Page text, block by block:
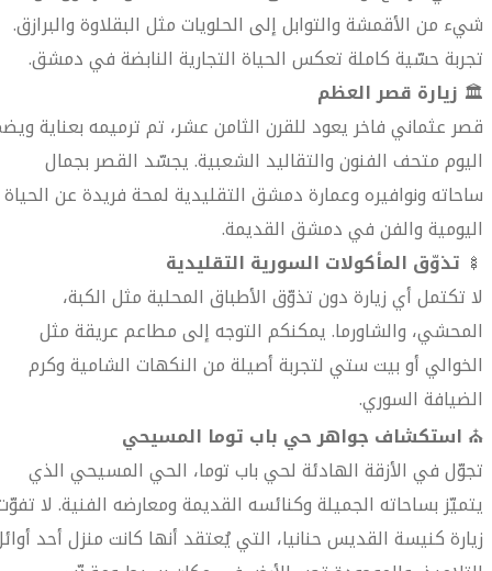
شيء من الأقمشة والتوابل إلى الحلويات مثل البقلاوة والبرازق.
تجربة حسّية كاملة تعكس الحياة التجارية النابضة في دمشق.
🏛️ زيارة قصر العظم
قصر عثماني فاخر يعود للقرن الثامن عشر، تم ترميمه بعناية
اليوم متحف الفنون والتقاليد الشعبية. يجسّد القصر بجمال
ساحاته ونوافيره وعمارة دمشق التقليدية لمحة فريدة عن الحياة
اليومية والفن في دمشق القديمة.
🍢 تذوّق المأكولات السورية التقليدية
لا تكتمل أي زيارة دون تذوّق الأطباق المحلية مثل الكبة،
المحشي، والشاورما. يمكنكم التوجه إلى مطاعم عريقة مثل
الخوالي أو بيت ستي لتجربة أصيلة من النكهات الشامية وكرم
الضيافة السوري.
⛪ استكشاف جواهر حي باب توما المسيحي
تجوّل في الأزقة الهادئة لحي باب توما، الحي المسيحي الذي
يتميّز بساحاته الجميلة وكنائسه القديمة ومعارضه الفنية. لا
زيارة كنيسة القديس حنانيا، التي يُعتقد أنها كانت منزل أحد